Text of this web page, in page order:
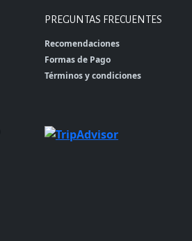
PREGUNTAS FRECUENTES
Recomendaciones
Formas de Pago
Términos y condiciones